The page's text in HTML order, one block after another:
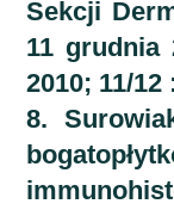
Sekcji
11 grudnia
2010; 11/12
8.